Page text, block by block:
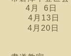
4月 6日
4月13日
4月20日